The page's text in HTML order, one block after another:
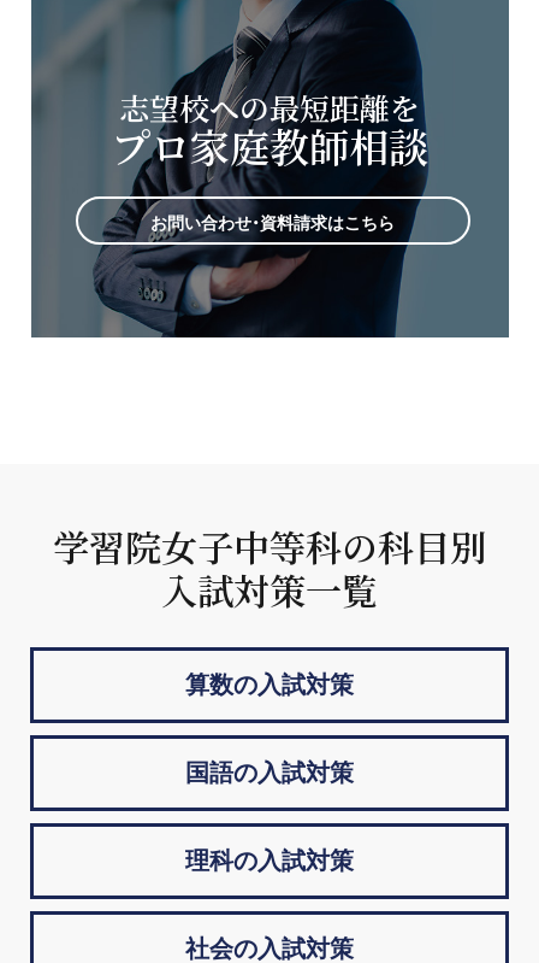
志望校への最短距離を
プロ家庭教師相談
お問い合わせ・資料請求はこちら
学習院女子中等科の科目別
入試対策一覧
算数の入試対策
国語の入試対策
理科の入試対策
社会の入試対策